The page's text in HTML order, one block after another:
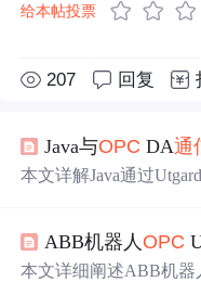
给本帖投票
207 回复
Java与OPC DA通
本文详解Java通过
批量读写、异常 处理及
连、监控）。强调跨平
ABB机器人 OPC
本文详细阐述ABB机器